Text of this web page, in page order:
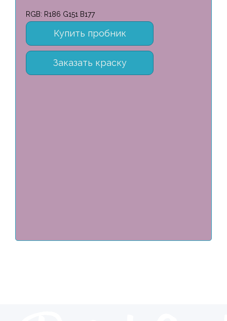
RGB: R186 G151 B177
Купить пробник
Заказать краску